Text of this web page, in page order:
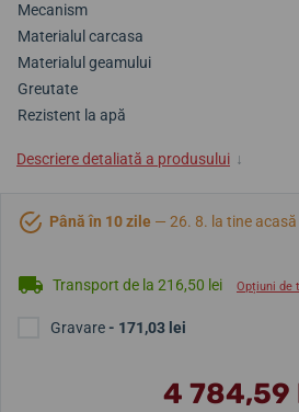
Mecanism
Materialul carcasa
Materialul geamului
Greutate
Rezistent la apă
Descriere detaliată a produsului ↓
Până în 10 zile — 26. 8. la tine acasă
Transport de la 216,50 lei Opțiuni de
Gravare- 171,03 lei
4 784,59